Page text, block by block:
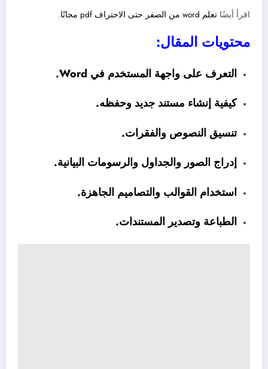
اقرأ أيضًا تعلم word من الصفر حتى الاحتراف pdf مجانًا .
محتويات المقال:
التعرف على واجهة المستخدم في Word.
كيفية إنشاء مستند جديد وحفظه.
تنسيق النصوص والفقرات.
إدراج الصور والجداول والرسومات البيانية.
استخدام القوالب والتصاميم الجاهزة.
الطباعة وتصدير المستندات.